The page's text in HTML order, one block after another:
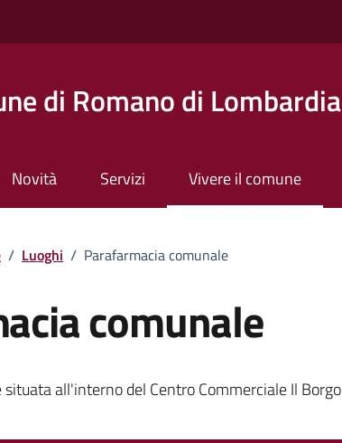
di Romano di Lombardia
Novità Servizi Vivere il comune
/ Luoghi / Parafarmacia comunale
comunale
all'interno del Centro Commerciale Il Borgo